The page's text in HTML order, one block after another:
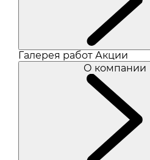
Галерея работ Акции
О компании